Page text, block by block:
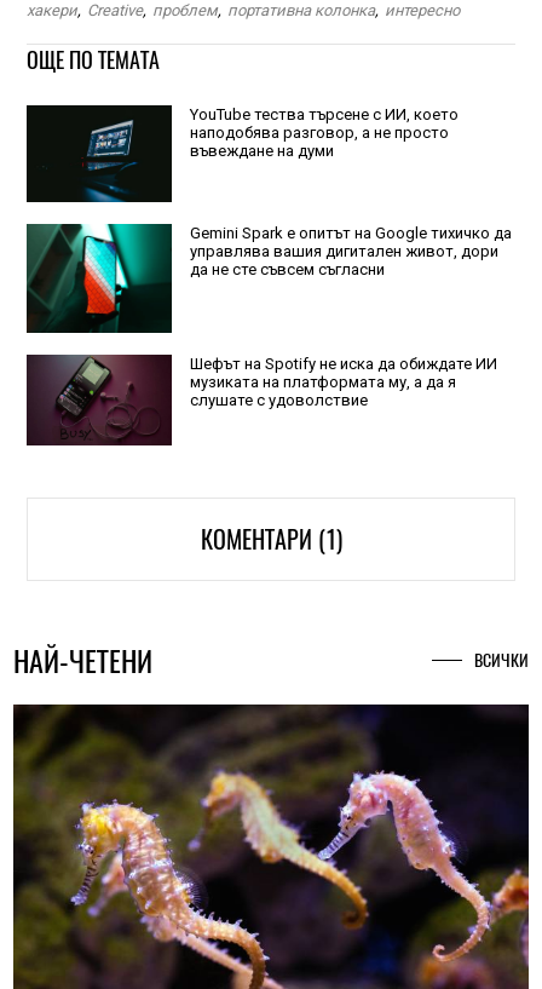
хакери, Creative, проблем, портативна колонка, интересно
ОЩЕ ПО ТЕМАТА
YouTube тества търсене с ИИ, което
наподобява разговор, а не просто
въвеждане на думи
Gemini Spark е опитът на Google тихичко да
управлява вашия дигитален живот, дори
да не сте съвсем съгласни
Шефът на Spotify не иска да обиждате ИИ
музиката на платформата му, а да я
слушате с удоволствие
КОМЕНТАРИ (1)
НАЙ-ЧЕТЕНИ ВСИЧКИ